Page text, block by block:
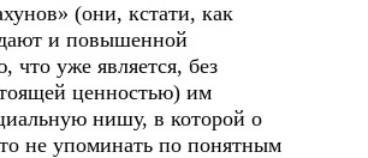
(они, кстати, как
и повышенной
что уже является, без
ценностью) им
нишу, в которой о
не упоминать по понятным